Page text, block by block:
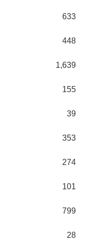
633
448
1,639
155
39
353
274
101
799
28